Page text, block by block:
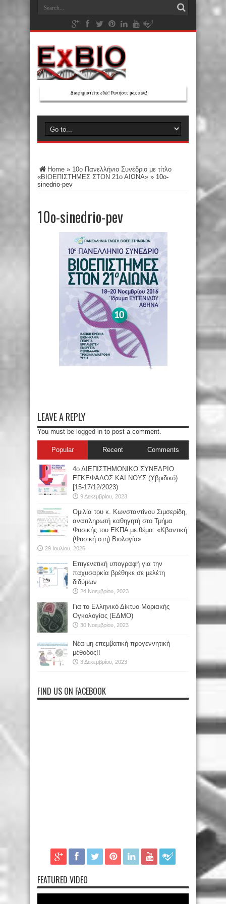
Home » 10ο Πανελλήνιο Συνέδριο με τίτλο
«ΒΙΟΕΠΙΣΤΗΜΕΣ ΣΤΟΝ 21ο ΑΙΩΝΑ» » 10o-
sinedrio-pev
10o-sinedrio-pev
LEAVE A REPLY
You must be logged in to post a comment.
Popular Recent Comments
4ο ΔΙΕΠΙΣΤΗΜΟΝΙΚΟ ΣΥΝΕΔΡΙΟ
ΕΓΚΕΦΑΛΟΣ ΚΑΙ ΝΟΥΣ (Υβριδικό)
[15-17/12/2023)
9 Δεκεμβρίου, 2023
Oμιλία του κ. Κωνσταντίνου Σιμσερίδη,
αναπληρωτή καθηγητή στο Τμήμα
Φυσικής του ΕΚΠΑ με θέμα: «Κβαντική
(Φυσική στη) Βιολογία»
29 Ιουλίου, 2026
Επιγενετική υπογραφή για την
παχυσαρκία βρέθηκε σε μελέτη
διδύμων
24 Νοεμβρίου, 2023
Για το Ελληνικό Δίκτυο Μοριακής
Ογκολογίας (ΕΔΜΟ)
30 Νοεμβρίου, 2023
Νέα μη επεμβατική προγεννητική
μέθοδος!!
3 Δεκεμβρίου, 2023
FIND US ON FACEBOOK
FEATURED VIDEO